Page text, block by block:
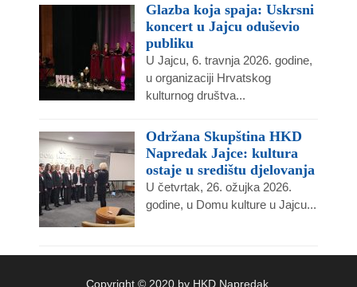
Glazba koja spaja: Uskrsni
koncert u Jajcu oduševio
publiku
U Jajcu, 6. travnja 2026. godine,
u organizaciji Hrvatskog
kulturnog društva...
Održana Skupština HKD
Napredak Jajce: kultura
ostaje u središtu djelovanja
U četvrtak, 26. ožujka 2026.
godine, u Domu kulture u Jajcu...
Copyright © 2020 by HKD Napredak,